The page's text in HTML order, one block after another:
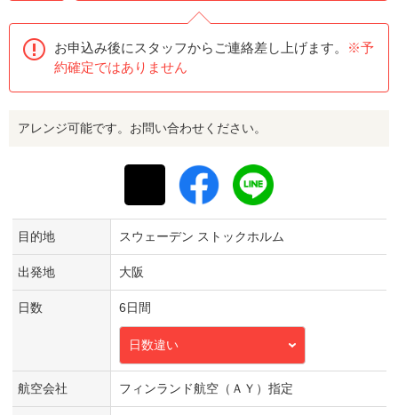
お申込み後にスタッフからご連絡差し上げます。
※予
約確定ではありません
アレンジ可能です。お問い合わせください。
目的地 スウェーデン ストックホルム
出発地 大阪
日数 6日間
日数違い
航空会社 フィンランド航空（ＡＹ）指定